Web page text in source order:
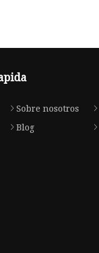
Sobre nosotros
Blog